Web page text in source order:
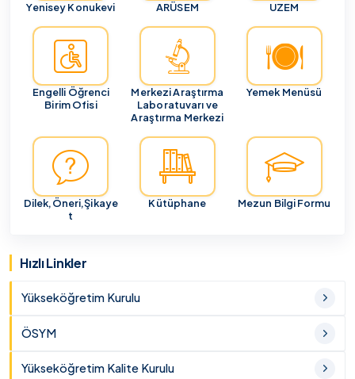
Yenisey Konukevi ARÜSEM UZEM
Engelli Öğrenci
Birim Ofisi
Merkezi Araştırma
Laboratuvarı ve
Araştırma Merkezi
Yemek Menüsü
Dilek,Öneri,Şikaye
t
Kütüphane Mezun Bilgi Formu
Hızlı Linkler
Yükseköğretim Kurulu
ÖSYM
Yükseköğretim Kalite Kurulu